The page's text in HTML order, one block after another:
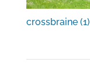
crossbraine (1)